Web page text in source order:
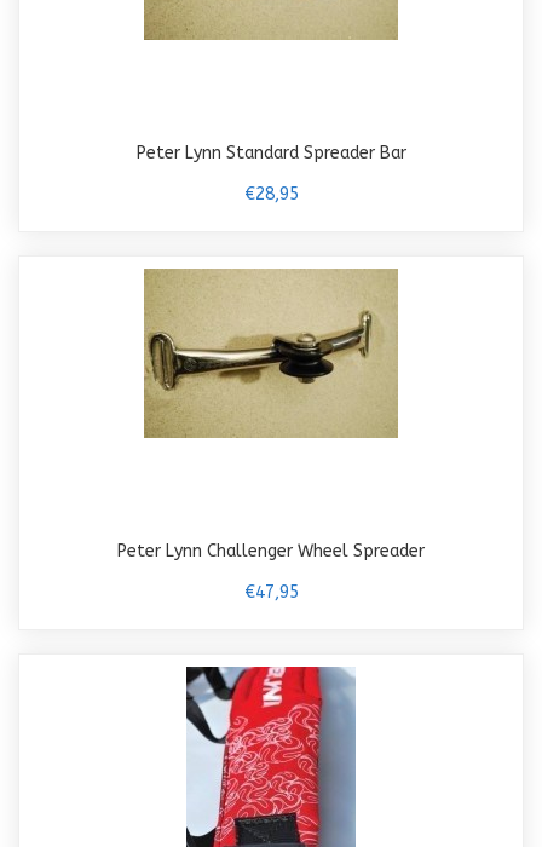
Peter Lynn Standard Spreader Bar
€28,95
Peter Lynn Challenger Wheel Spreader
€47,95